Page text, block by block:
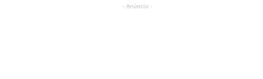
- Anúncio -